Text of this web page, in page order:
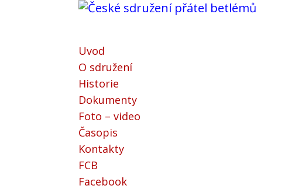
Uvod
O sdružení
Historie
Dokumenty
Foto – video
Časopis
Kontakty
FCB
Facebook